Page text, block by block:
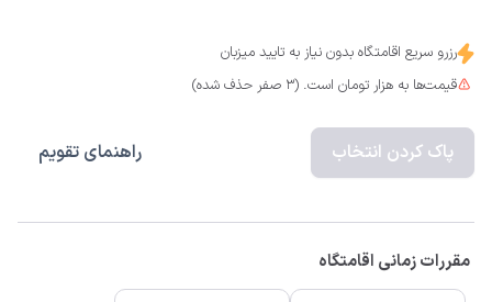
رزرو سریع اقامتگاه بدون نیاز به تایید میزبان
قیمت‌ها به هزار تومان است. (3 صفر حذف شده)
پاک کردن انتخاب راهنمای تقویم
مقررات زمانی اقامتگاه